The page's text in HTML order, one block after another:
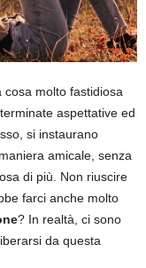
cosa molto fastidiosa
aspettative ed
si instaurano
amicale, senza
di più. Non riuscire
farci anche molto
? In realtà, ci sono
da questa